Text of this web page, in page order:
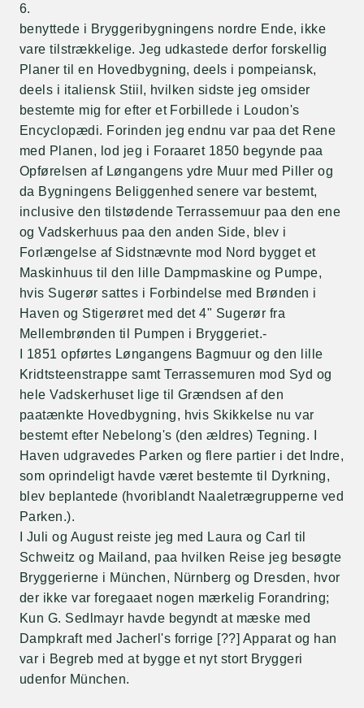
6.
benyttede i Bryggeribygningens nordre Ende, ikke
vare tilstrækkelige. Jeg udkastede derfor forskellig
Planer til en Hovedbygning, deels i pompeiansk,
deels i italiensk Stiil, hvilken sidste jeg omsider
bestemte mig for efter et Forbillede i Loudon's
Encyclopædi. Forinden jeg endnu var paa det Rene
med Planen, lod jeg i Foraaret 1850 begynde paa
Opførelsen af Løngangens ydre Muur med Piller og
da Bygningens Beliggenhed senere var bestemt,
inclusive den tilstødende Terrassemuur paa den ene
og Vadskerhuus paa den anden Side, blev i
Forlængelse af Sidstnævnte mod Nord bygget et
Maskinhuus til den lille Dampmaskine og Pumpe,
hvis Sugerør sattes i Forbindelse med Brønden i
Haven og Stigerøret med det 4" Sugerør fra
Mellembrønden til Pumpen i Bryggeriet.-
I 1851 opførtes Løngangens Bagmuur og den lille
Kridtsteenstrappe samt Terrassemuren mod Syd og
hele Vadskerhuset lige til Grændsen af den
paatænkte Hovedbygning, hvis Skikkelse nu var
bestemt efter Nebelong's (den ældres) Tegning. I
Haven udgravedes Parken og flere partier i det Indre,
som oprindeligt havde været bestemte til Dyrkning,
blev beplantede (hvoriblandt Naaletrægrupperne ved
Parken.).
I Juli og August reiste jeg med Laura og Carl til
Schweitz og Mailand, paa hvilken Reise jeg besøgte
Bryggerierne i München, Nürnberg og Dresden, hvor
der ikke var foregaaet nogen mærkelig Forandring;
Kun G. Sedlmayr havde begyndt at mæske med
Dampkraft med Jacherl's forrige [??] Apparat og han
var i Begreb med at bygge et nyt stort Bryggeri
udenfor München.